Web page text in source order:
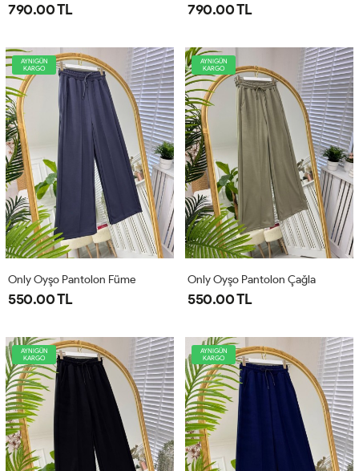
790.00 TL 790.00 TL
AYNIGÜN
KARGO
Only Oyşo Pantolon Füme
550.00 TL
AYNIGÜN
KARGO
Only Oyşo Pantolon Çağla
550.00 TL
AYNIGÜN
KARGO
AYNIGÜN
KARGO